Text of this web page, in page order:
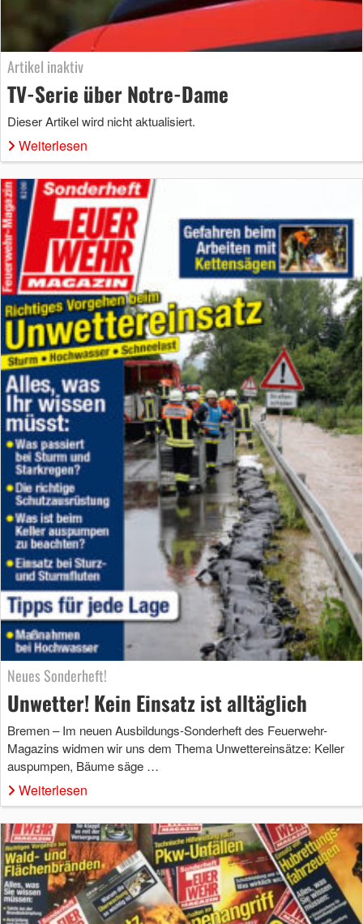
Artikel inaktiv
TV-Serie über Notre-Dame
Dieser Artikel wird nicht aktualisiert.
Weiterlesen
Neues Sonderheft!
Unwetter! Kein Einsatz ist alltäglich
Bremen – Im neuen Ausbildungs-Sonderheft des Feuerwehr-
Magazins widmen wir uns dem Thema Unwettereinsätze: Keller
auspumpen, Bäume säge …
Weiterlesen